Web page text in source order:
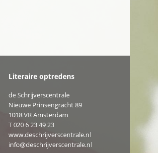
Literaire optredens
de Schrijverscentrale
Nieuwe Prinsengracht 89
1018 VR Amsterdam
T020 6 23 49 23
www.deschrijverscentrale.nl
info@deschrijverscentrale.nl